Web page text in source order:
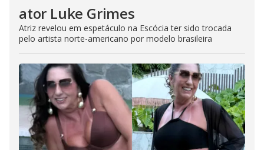
ator Luke Grimes
Atriz revelou em espetáculo na Escócia ter sido trocada
pelo artista norte-americano por modelo brasileira